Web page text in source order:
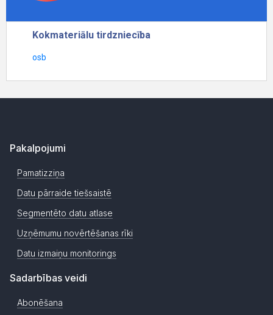
Pakalpojumi
Pamatizziņa
Datu pārraide tiešsaistē
Segmentēto datu atlase
Uzņēmumu novērtēšanas rīki
Datu izmaiņu monitorings
Sadarbības veidi
Abonēšana